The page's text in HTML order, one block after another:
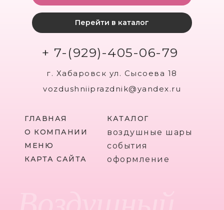
ГЛАВНАЯ
Перейти в каталог
+ 7-(929)-405-06-79
г. Хабаровск ул. Сысоева 18
vozdushniiprazdnik@yandex.ru
О КОМПАНИИ
КАРТА САЙТА
МЕНЮ
КАТАЛОГ
воздушные шары
события
оформление